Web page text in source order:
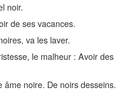
noir.
de ses vacances.
va les laver.
le malheur : Avoir des
noire. De noirs desseins.